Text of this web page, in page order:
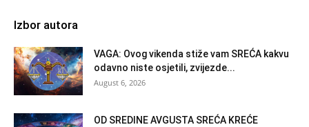
Izbor autora
VAGA: Ovog vikenda stiže vam SREĆA kakvu
odavno niste osjetili, zvijezde...
August 6, 2026
OD SREDINE AVGUSTA SREĆA KREĆE